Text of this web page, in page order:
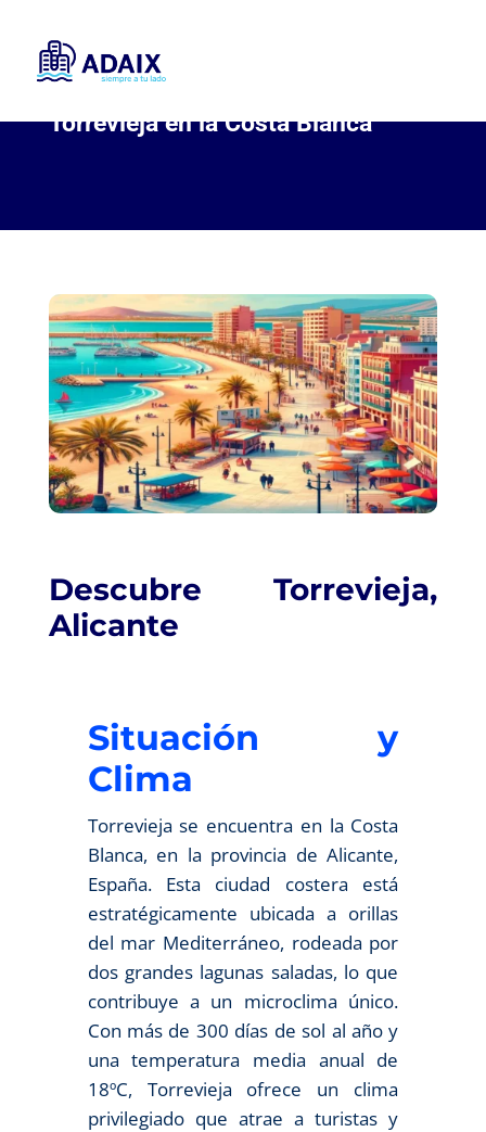
Torrevieja en la Costa Blanca
Descubre Torrevieja,
Alicante
Situación y
Clima
Torrevieja se encuentra en la Costa
Blanca, en la provincia de Alicante,
España. Esta ciudad costera está
estratégicamente ubicada a orillas
del mar Mediterráneo, rodeada por
dos grandes lagunas saladas, lo que
contribuye a un microclima único.
Con más de 300 días de sol al año y
una temperatura media anual de
18ºC, Torrevieja ofrece un clima
privilegiado que atrae a turistas y